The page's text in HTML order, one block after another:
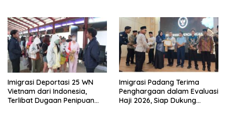
Imigrasi Deportasi 25 WN
Vietnam dari Indonesia,
Terlibat Dugaan Penipuan
Imigrasi Padang Terima
Penghargaan dalam Evaluasi
Haji 2026, Siap Dukung